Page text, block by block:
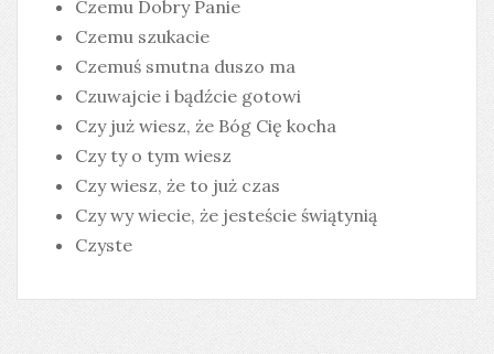
Czemu Dobry Panie
Czemu szukacie
Czemuś smutna duszo ma
Czuwajcie i bądźcie gotowi
Czy już wiesz, że Bóg Cię kocha
Czy ty o tym wiesz
Czy wiesz, że to już czas
Czy wy wiecie, że jesteście świątynią
Czyste